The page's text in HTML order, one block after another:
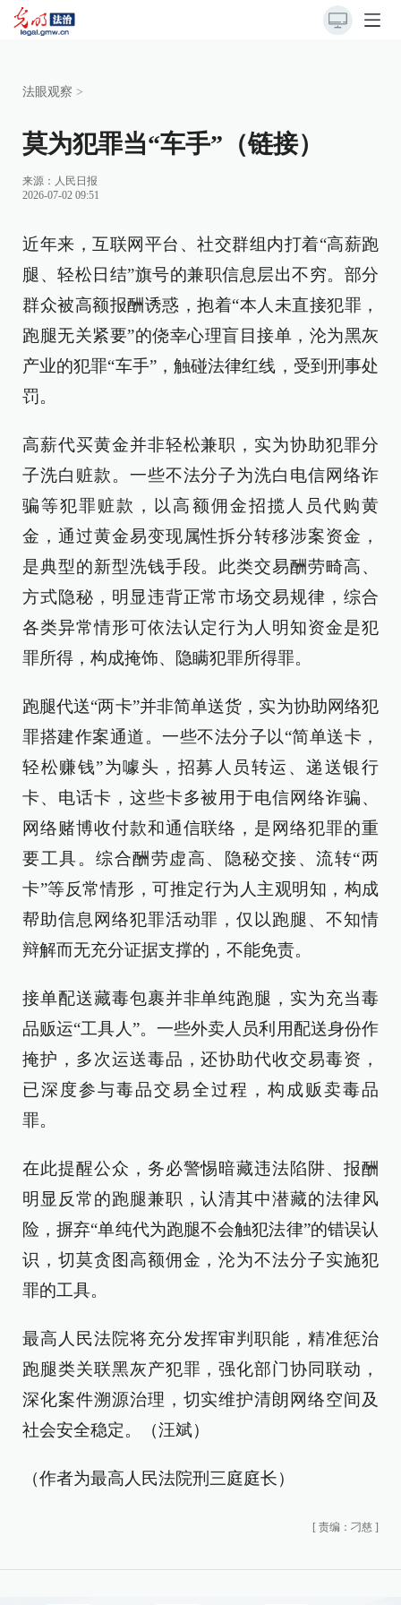
法眼观察 >
莫为犯罪当“车手”（链接）
来源： 人民日报
2026-07-02 09:51
近年来，互联网平台、社交群组内打着“高薪跑
腿、轻松日结”旗号的兼职信息层出不穷。部分
群众被高额报酬诱惑，抱着“本人未直接犯罪，
跑腿无关紧要”的侥幸心理盲目接单，沦为黑灰
产业的犯罪“车手”，触碰法律红线，受到刑事处
罚。
高薪代买黄金并非轻松兼职，实为协助犯罪分
子洗白赃款。一些不法分子为洗白电信网络诈
骗等犯罪赃款，以高额佣金招揽人员代购黄
金，通过黄金易变现属性拆分转移涉案资金，
是典型的新型洗钱手段。此类交易酬劳畸高、
方式隐秘，明显违背正常市场交易规律，综合
各类异常情形可依法认定行为人明知资金是犯
罪所得，构成掩饰、隐瞒犯罪所得罪。
跑腿代送“两卡”并非简单送货，实为协助网络犯
罪搭建作案通道。一些不法分子以“简单送卡，
轻松赚钱”为噱头，招募人员转运、递送银行
卡、电话卡，这些卡多被用于电信网络诈骗、
网络赌博收付款和通信联络，是网络犯罪的重
要工具。综合酬劳虚高、隐秘交接、流转“两
卡”等反常情形，可推定行为人主观明知，构成
帮助信息网络犯罪活动罪，仅以跑腿、不知情
辩解而无充分证据支撑的，不能免责。
接单配送藏毒包裹并非单纯跑腿，实为充当毒
品贩运“工具人”。一些外卖人员利用配送身份作
掩护，多次运送毒品，还协助代收交易毒资，
已深度参与毒品交易全过程，构成贩卖毒品
罪。
在此提醒公众，务必警惕暗藏违法陷阱、报酬
明显反常的跑腿兼职，认清其中潜藏的法律风
险，摒弃“单纯代为跑腿不会触犯法律”的错误认
识，切莫贪图高额佣金，沦为不法分子实施犯
罪的工具。
最高人民法院将充分发挥审判职能，精准惩治
跑腿类关联黑灰产犯罪，强化部门协同联动，
深化案件溯源治理，切实维护清朗网络空间及
社会安全稳定。（汪斌）
（作者为最高人民法院刑三庭庭长）
[ 责编：刁慈 ]